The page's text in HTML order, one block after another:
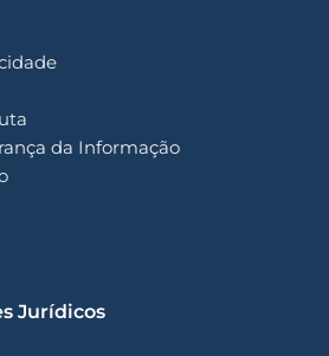
da Informação
Jurídicos